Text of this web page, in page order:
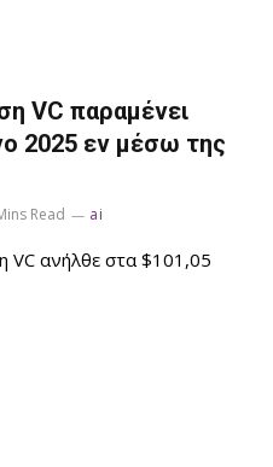
VC παραμένει
2025 εν μέσω της
Read ai
VC ανήλθε στα $101,05